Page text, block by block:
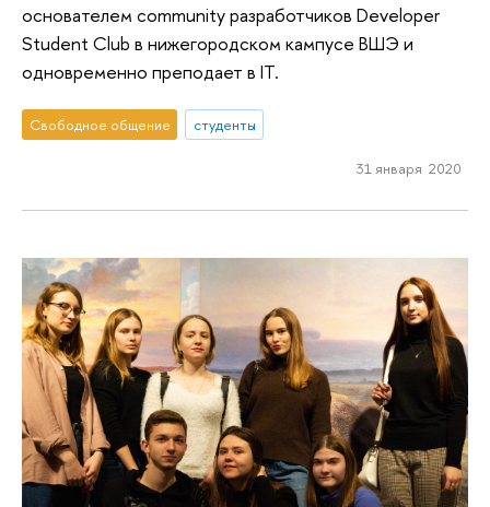
основателем community разработчиков Developer
Student Club в нижегородском кампусе ВШЭ и
одновременно преподает в IT.
Свободное общение студенты
31 января 2020